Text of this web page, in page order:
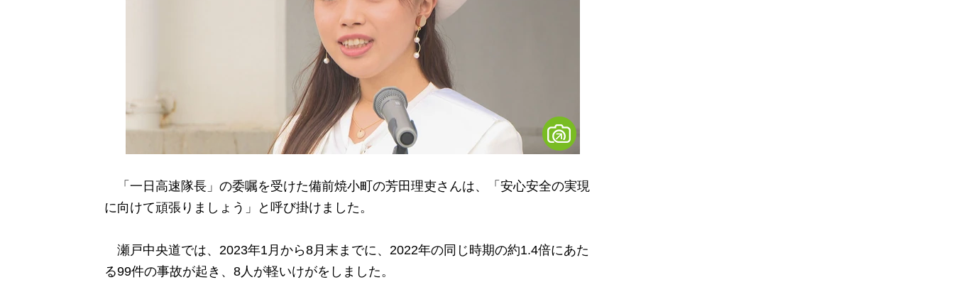
「一日高速隊長」の委嘱を受けた備前焼小町の芳田理吏さんは、「安心安全の実現
に向けて頑張りましょう」と呼び掛けました。
瀬戸中央道では、2023年1月から8月末までに、2022年の同じ時期の約1.4倍にあた
る99件の事故が起き、8人が軽いけがをしました。